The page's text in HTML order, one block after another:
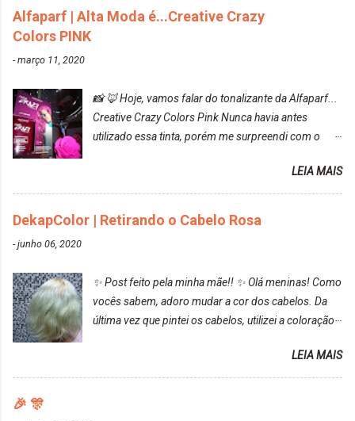
Alfaparf | Alta Moda é...Creative Crazy
Colors PINK
-março 11, 2020
📸 🦊 Hoje, vamos falar do tonalizante da Alfaparf...
Creative Crazy Colors Pink Nunca havia antes
utilizado essa tinta, porém me surpreendi com o
turquesa (meio desbotado), e após a utilização meu
cabelo ficou roxo com mechinhas azul, rosa e meio
cinza... FICOU LINDOOOOO!!! Cabelo antes: Cabelo
depois: Bom, sobre a tinta, eu achei ela muito liquida,
tinta ficava manchado. Meu banheiro inteiro ficou
rosa, minha mão, meu corpo todo, porém, ela tem
uma fixação muito boa (Deu para perceber kkk) Sem
LEIA MAIS
DekapColor | Retirando o Cabelo Rosa
-junho 06, 2020
✨ Post feito pela minha mãe!! ✨ Olá meninas! Como
vocês sabem, adoro mudar a cor dos cabelos. Da
última vez que pintei os cabelos, utilizei a coloração
ressaltar que meu cabelo estava platinado. O tom
ficou um rosa antigo, cobriu muito bem e não
LEIA MAIS
🎉 🎊